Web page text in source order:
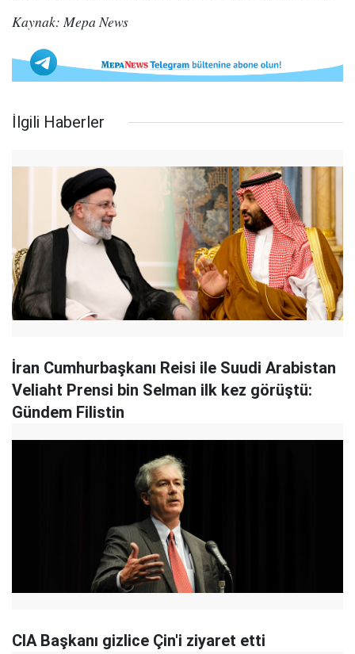
Kaynak: Mepa News
İlgili Haberler
İran Cumhurbaşkanı Reisi ile Suudi Arabistan
Veliaht Prensi bin Selman ilk kez görüştü:
Gündem Filistin
CIA Başkanı gizlice Çin'i ziyaret etti